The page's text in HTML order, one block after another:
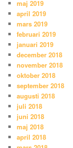
maj 2019
april 2019
mars 2019
februari 2019
januari 2019
december 2018
november 2018
oktober 2018
september 2018
augusti 2018
juli 2018
juni 2018
maj 2018
april 2018